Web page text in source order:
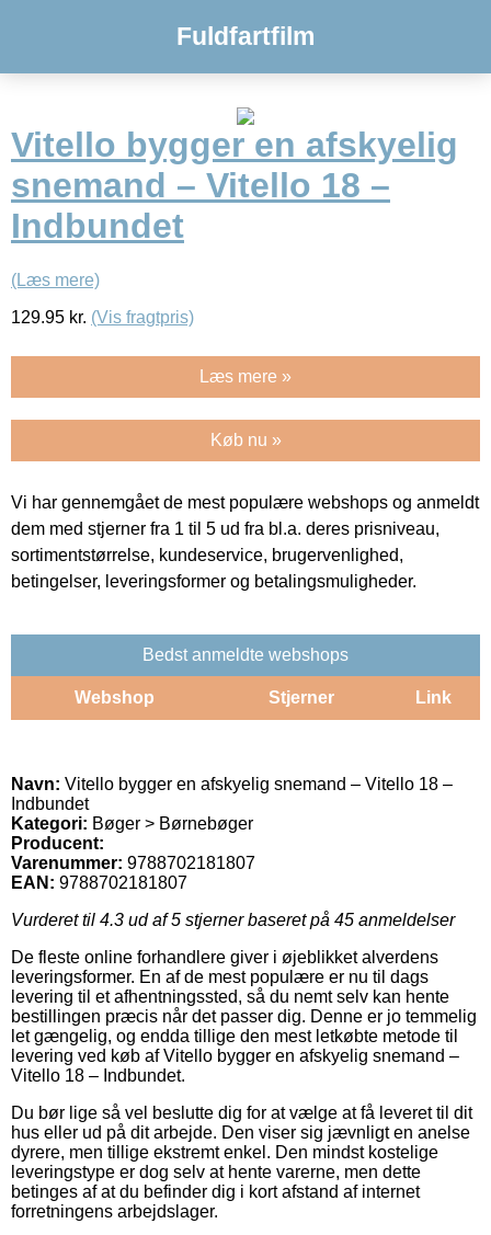
Fuldfartfilm
Vitello bygger en afskyelig
snemand – Vitello 18 –
Indbundet
(Læs mere)
129.95 kr. (Vis fragtpris)
Læs mere »
Køb nu »
Vi har gennemgået de mest populære webshops og anmeldt
dem med stjerner fra 1 til 5 ud fra bl.a. deres prisniveau,
sortimentstørrelse, kundeservice, brugervenlighed,
betingelser, leveringsformer og betalingsmuligheder.
Bedst anmeldte webshops
Webshop Stjerner Link
Navn: Vitello bygger en afskyelig snemand – Vitello 18 –
Indbundet
Kategori: Bøger > Børnebøger
Producent:
Varenummer: 9788702181807
EAN: 9788702181807
Vurderet til 4.3 ud af 5 stjerner baseret på 45 anmeldelser
De fleste online forhandlere giver i øjeblikket alverdens
leveringsformer. En af de mest populære er nu til dags
levering til et afhentningssted, så du nemt selv kan hente
bestillingen præcis når det passer dig. Denne er jo temmelig
let gængelig, og endda tillige den mest letkøbte metode til
levering ved køb af Vitello bygger en afskyelig snemand –
Vitello 18 – Indbundet.
Du bør lige så vel beslutte dig for at vælge at få leveret til dit
hus eller ud på dit arbejde. Den viser sig jævnligt en anelse
dyrere, men tillige ekstremt enkel. Den mindst kostelige
leveringstype er dog selv at hente varerne, men dette
betinges af at du befinder dig i kort afstand af internet
forretningens arbejdslager.